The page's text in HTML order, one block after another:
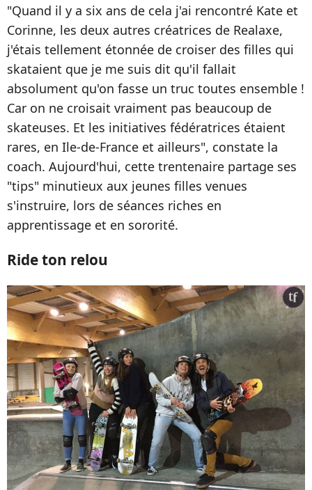
"Quand il y a six ans de cela j'ai rencontré Kate et
Corinne, les deux autres créatrices de Realaxe,
j'étais tellement étonnée de croiser des filles qui
skataient que je me suis dit qu'il fallait
absolument qu'on fasse un truc toutes ensemble !
Car on ne croisait vraiment pas beaucoup de
skateuses. Et les initiatives fédératrices étaient
rares, en Ile-de-France et ailleurs", constate la
coach. Aujourd'hui, cette trentenaire partage ses
"tips" minutieux aux jeunes filles venues
s'instruire, lors de séances riches en
apprentissage et en sororité.
Ride ton relou